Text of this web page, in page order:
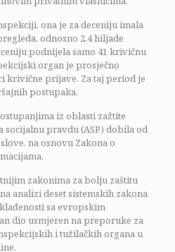
ona je za deceniju imala
odnosno 2,4 hiljade
podnijela samo 41 krivičnu
organ je prosječno
krivične prijave. Za taj period je
postupaka.
iz oblasti zažtite
socijalnu pravdu (ASP) dobila od
na osnovu Zakona o
zakonima za bolju zaštitu
analizi deset sistemskih zakona
sa evropskim
dio usmjeren na preporuke za
i tužilačkih organa u